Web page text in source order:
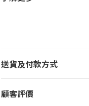
送貨及付款方式
顧客評價